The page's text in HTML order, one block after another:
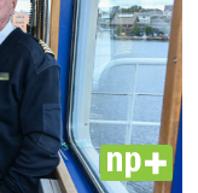
PLUS